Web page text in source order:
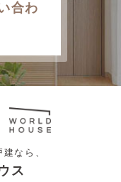
合わ
なら、
ス